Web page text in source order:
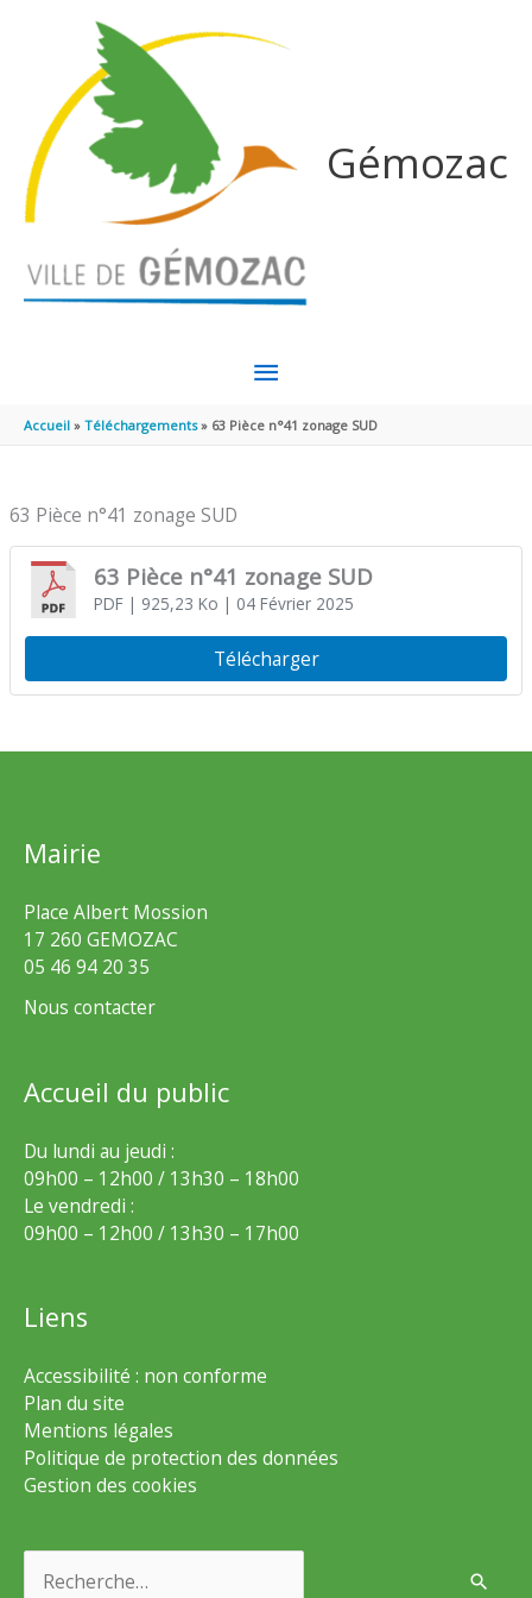
Gémozac
MENU
PRINCIPAL
Accueil Téléchargements 63 Pièce n°41 zonage SUD
63 Pièce n°41 zonage SUD
63 Pièce n°41 zonage SUD
PDF| 925,23 Ko | 04 Février 2025
Télécharger
Mairie
Place Albert Mossion
17 260 GEMOZAC
05 46 94 20 35
Nous contacter
Accueil du public
Du lundi au jeudi :
09h00 – 12h00 / 13h30 – 18h00
Le vendredi :
09h00 – 12h00 / 13h30 – 17h00
Liens
Accessibilité : non conforme
Plan du site
Mentions légales
Politique de protection des données
Gestion des cookies